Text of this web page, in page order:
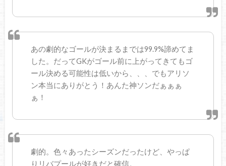
あの劇的なゴールが決まるまでは99.9%諦めてま
した。だってGKがゴール前に上がってきてもゴ
ール決める可能性は低いから、、、でもアリソ
ン本当にありがとう！あんた神ソンだぁぁぁ
ぁ！
劇的。色々あったシーズンだったけど、やっぱ
りリバプールが好きだと確信。